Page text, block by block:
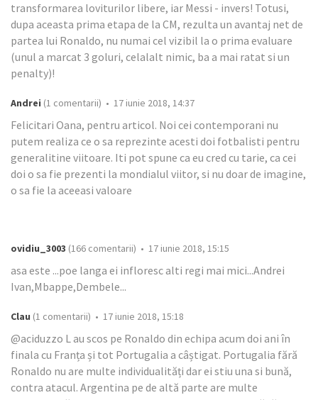
transformarea loviturilor libere, iar Messi - invers! Totusi,
dupa aceasta prima etapa de la CM, rezulta un avantaj net de
partea lui Ronaldo, nu numai cel vizibil la o prima evaluare
(unul a marcat 3 goluri, celalalt nimic, ba a mai ratat si un
penalty)!
Andrei (1 comentarii) • 17 iunie 2018, 14:37
Felicitari Oana, pentru articol. Noi cei contemporani nu
putem realiza ce o sa reprezinte acesti doi fotbalisti pentru
generalitine viitoare. Iti pot spune ca eu cred cu tarie, ca cei
doi o sa fie prezenti la mondialul viitor, si nu doar de imagine,
o sa fie la aceeasi valoare
ovidiu_3003 (166 comentarii) • 17 iunie 2018, 15:15
asa este ...poe langa ei infloresc alti regi mai mici...Andrei
Ivan,Mbappe,Dembele...
Clau (1 comentarii) • 17 iunie 2018, 15:18
@aciduzzo L au scos pe Ronaldo din echipa acum doi ani în
finala cu Franța și tot Portugalia a câștigat. Portugalia fără
Ronaldo nu are multe individualități dar ei stiu una si bună,
contra atacul. Argentina pe de altă parte are multe